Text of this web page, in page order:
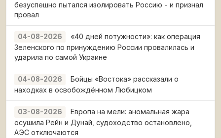
безуспешно пытался изолировать Россию - и признал
провал
04-08-2026
«40 дней потужности»: как операция
Зеленского по принуждению России провалилась и
ударила по самой Украине
04-08-2026
Бойцы «Востока» рассказали о
находках в освобождённом Любицком
03-08-2026
Европа на мели: аномальная жара
осушила Рейн и Дунай, судоходство остановлено,
АЭС отключаются